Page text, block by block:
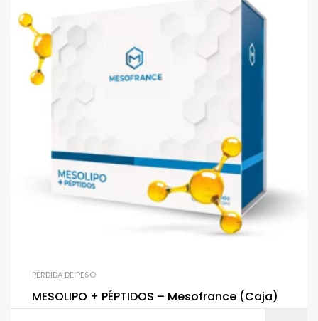
PÉRDIDA DE PESO
MESOLIPO + PÉPTIDOS – Mesofrance (Caja)